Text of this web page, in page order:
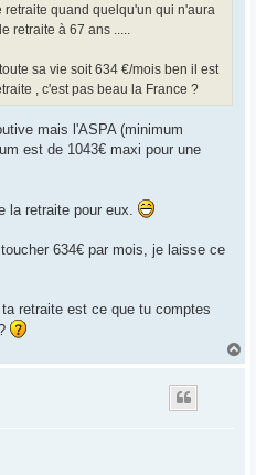
quand quelqu'un qui n'aura
retraite à 67 ans .....
sa vie soit 634 €/mois ben il est
, c'est pas beau la France ?
mais l'ASPA (minimum
est de 1043€ maxi pour une
la retraite pour eux.
634€ par mois, je laisse ce
retraite est ce que tu comptes
a